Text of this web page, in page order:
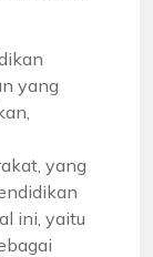
yang
yang
ini, yaitu